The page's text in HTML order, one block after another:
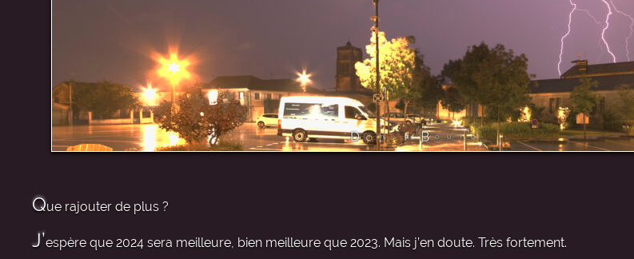
Que rajouter de plus ?
J’espère que 2024 sera meilleure, bien meilleure que 2023. Mais j’en doute. Très fortement.